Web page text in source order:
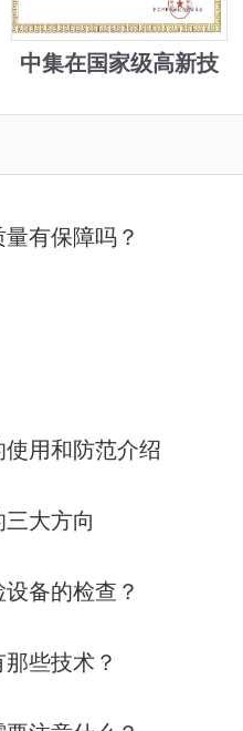
份登记上传
中集在国家级高新技
术、新技术新产品基
有保障吗？
用和防范介绍
大方向
备的检查？
些技术？